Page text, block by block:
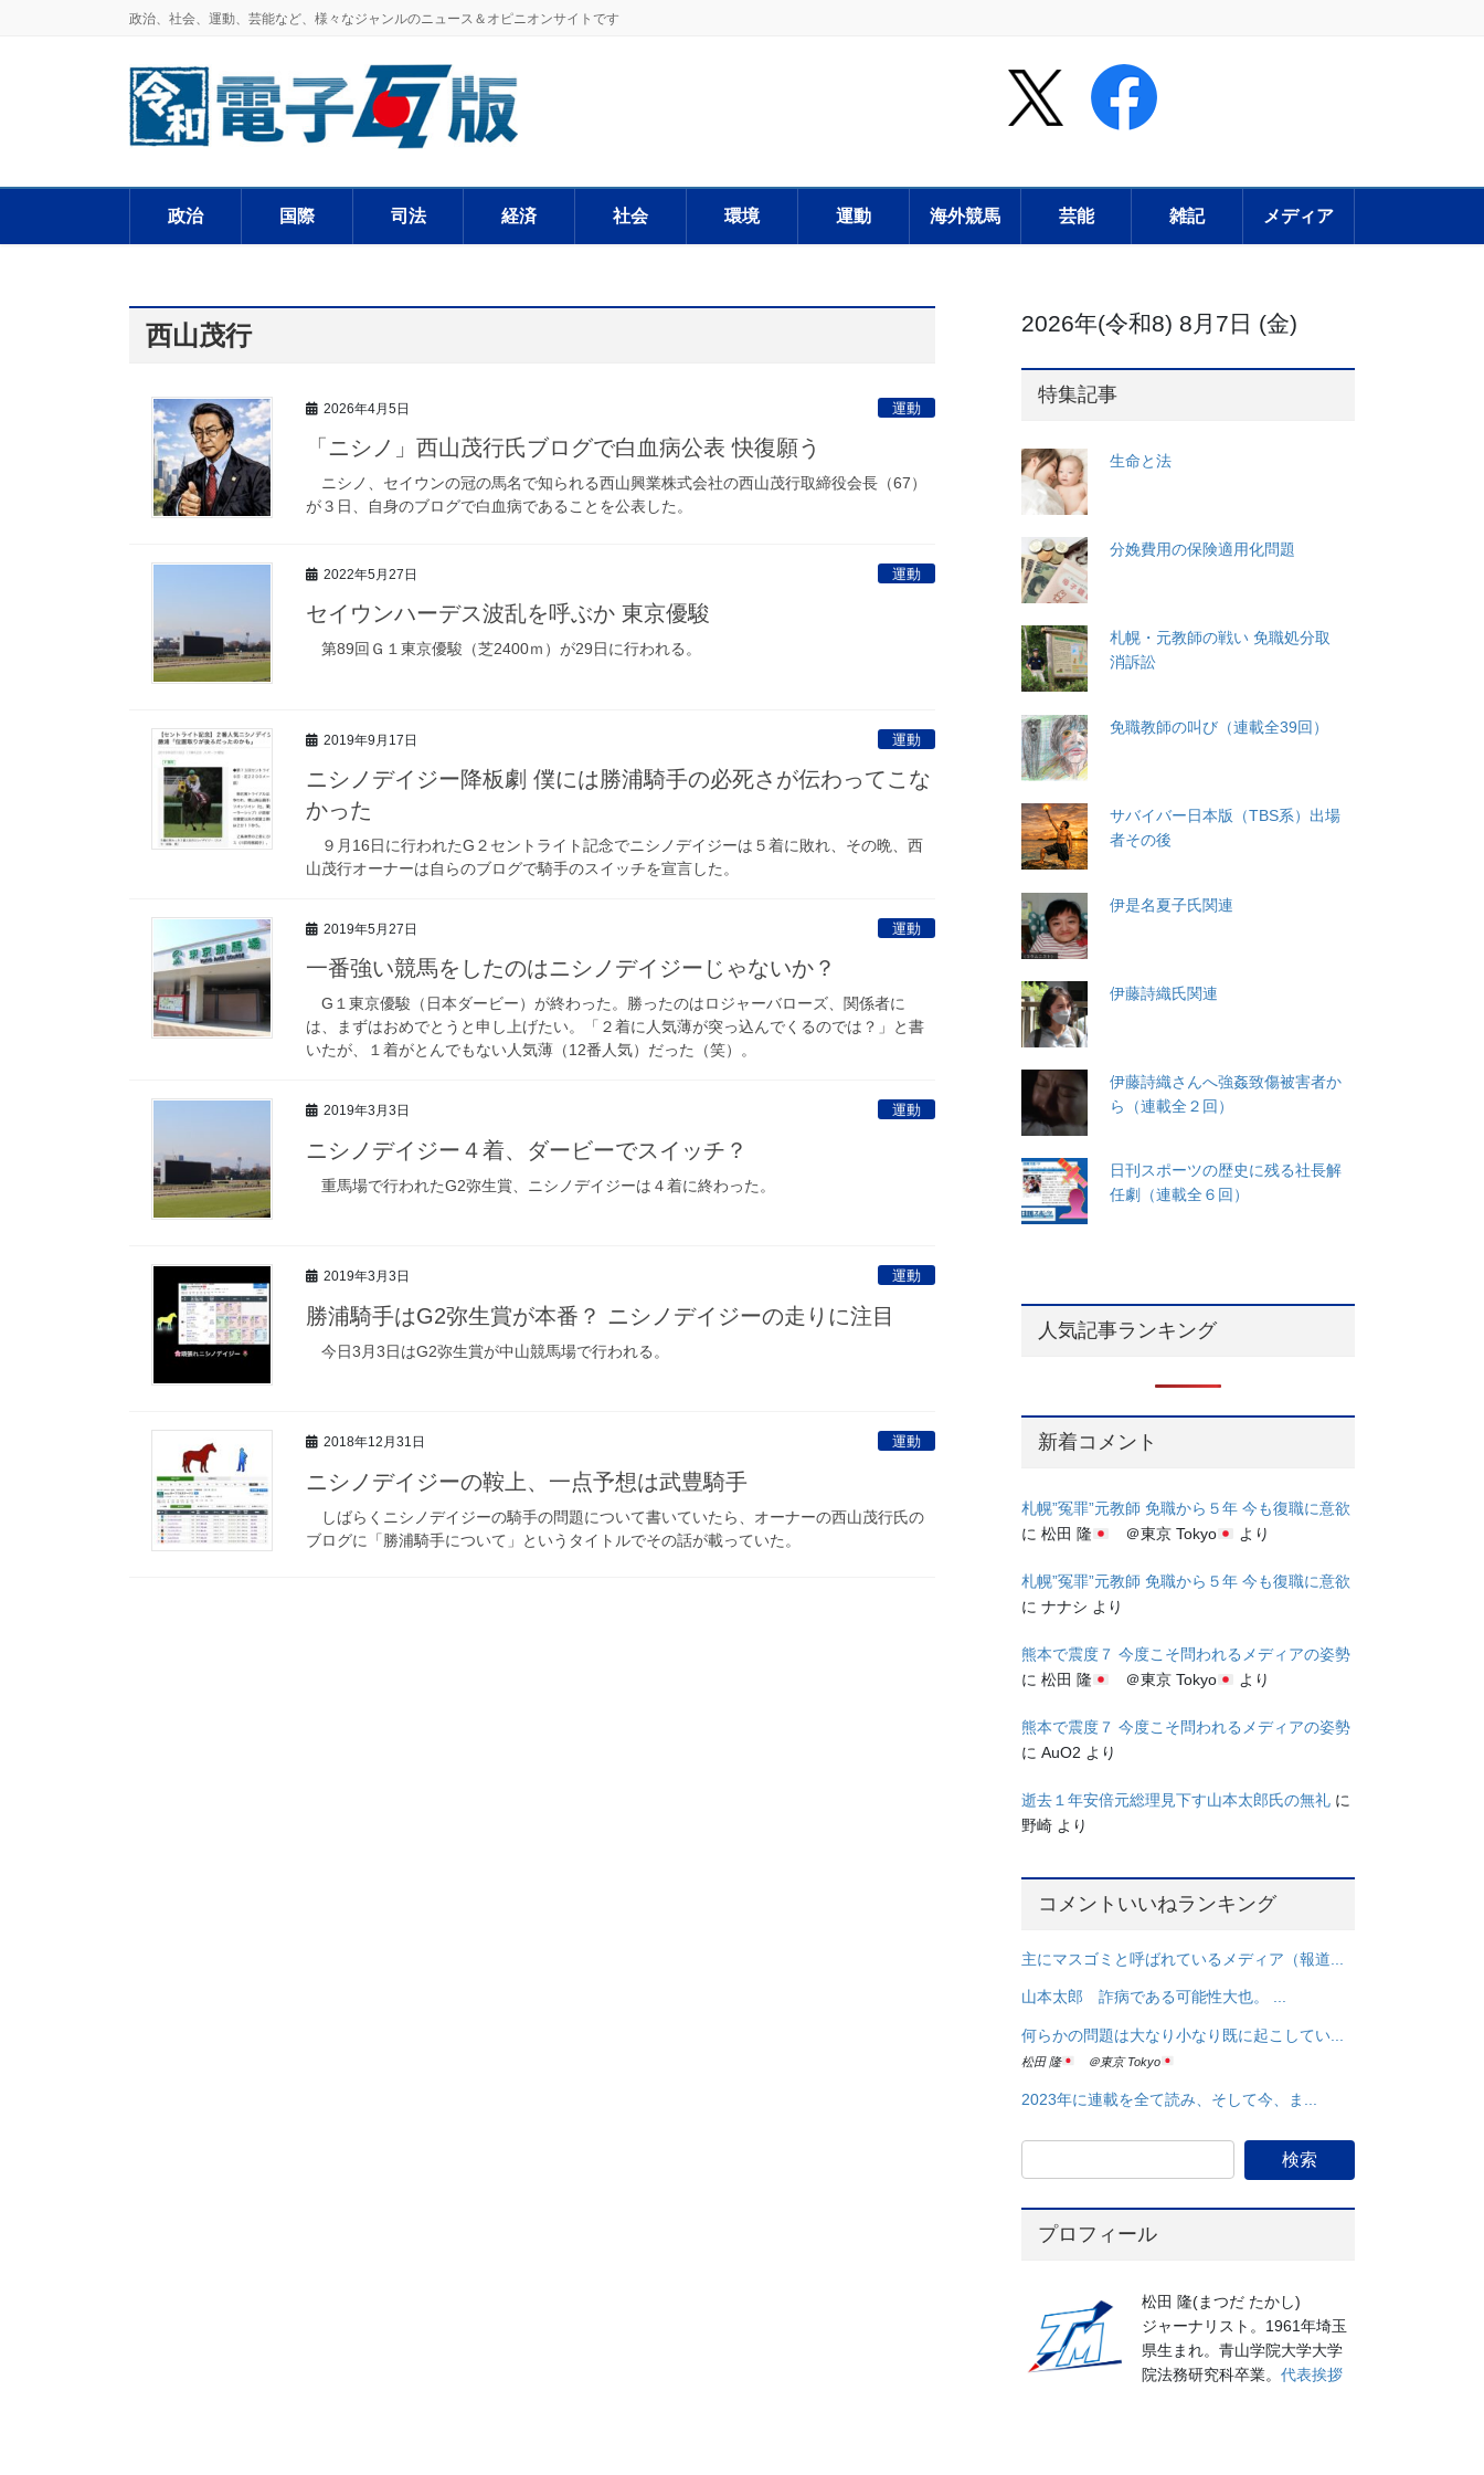
政治、社会、運動、芸能など、様々なジャンルのニュース＆オピニオンサイトです
政治 国際 司法 経済 社会 環境 運動 海外競馬 芸能 雑記 メディア
西山茂行
2026年4月5日 運動
「ニシノ」西山茂行氏ブログで白血病公表 快復願う
ニシノ、セイウンの冠の馬名で知られる西山興業株式会社の西山茂行取締役会長（67）
が３日、自身のブログで白血病であることを公表した。
2022年5月27日 運動
セイウンハーデス波乱を呼ぶか 東京優駿
第89回Ｇ１東京優駿（芝2400ｍ）が29日に行われる。
2019年9月17日 運動
ニシノデイジー降板劇 僕には勝浦騎手の必死さが伝わってこな
かった
９月16日に行われたG２セントライト記念でニシノデイジーは５着に敗れ、その晩、西
山茂行オーナーは自らのブログで騎手のスイッチを宣言した。
2019年5月27日 運動
一番強い競馬をしたのはニシノデイジーじゃないか？
G１東京優駿（日本ダービー）が終わった。勝ったのはロジャーバローズ、関係者に
は、まずはおめでとうと申し上げたい。「２着に人気薄が突っ込んでくるのでは？」と書
いたが、１着がとんでもない人気薄（12番人気）だった（笑）。
2019年3月3日 運動
ニシノデイジー４着、ダービーでスイッチ？
重馬場で行われたG2弥生賞、ニシノデイジーは４着に終わった。
2019年3月3日 運動
勝浦騎手はG2弥生賞が本番？ ニシノデイジーの走りに注目
今日3月3日はG2弥生賞が中山競馬場で行われる。
2018年12月31日 運動
ニシノデイジーの鞍上、一点予想は武豊騎手
しばらくニシノデイジーの騎手の問題について書いていたら、オーナーの西山茂行氏の
ブログに「勝浦騎手について」というタイトルでその話が載っていた。
2026年(令和8) 8月7日 (金)
特集記事
生命と法
分娩費用の保険適用化問題
札幌・元教師の戦い 免職処分取
消訴訟
免職教師の叫び（連載全39回）
サバイバー日本版（TBS系）出場
者その後
伊是名夏子氏関連
伊藤詩織氏関連
伊藤詩織さんへ強姦致傷被害者か
ら（連載全２回）
日刊スポーツの歴史に残る社長解
任劇（連載全６回）
人気記事ランキング
新着コメント
札幌”冤罪”元教師 免職から５年 今も復職に意欲
に松田 隆 ＠東京 Tokyo より
札幌”冤罪”元教師 免職から５年 今も復職に意欲
にナナシ より
熊本で震度７ 今度こそ問われるメディアの姿勢
に松田 隆 ＠東京 Tokyo より
熊本で震度７ 今度こそ問われるメディアの姿勢
にAuO2 より
逝去１年安倍元総理見下す山本太郎氏の無礼 に
野崎 より
コメントいいねランキング
主にマスゴミと呼ばれているメディア（報道...
山本太郎 詐病である可能性大也。 ...
何らかの問題は大なり小なり既に起こしてい...
松田 隆 ＠東京 Tokyo
2023年に連載を全て読み、そして今、ま...
プロフィール
松田 隆(まつだ たかし)
ジャーナリスト。1961年埼玉
県生まれ。青山学院大学大学
院法務研究科卒業。代表挨拶